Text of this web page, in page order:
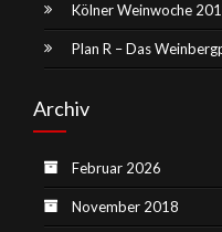
Kölner Weinwoche
Plan R – Das
Archiv
Februar 2026
November 2018